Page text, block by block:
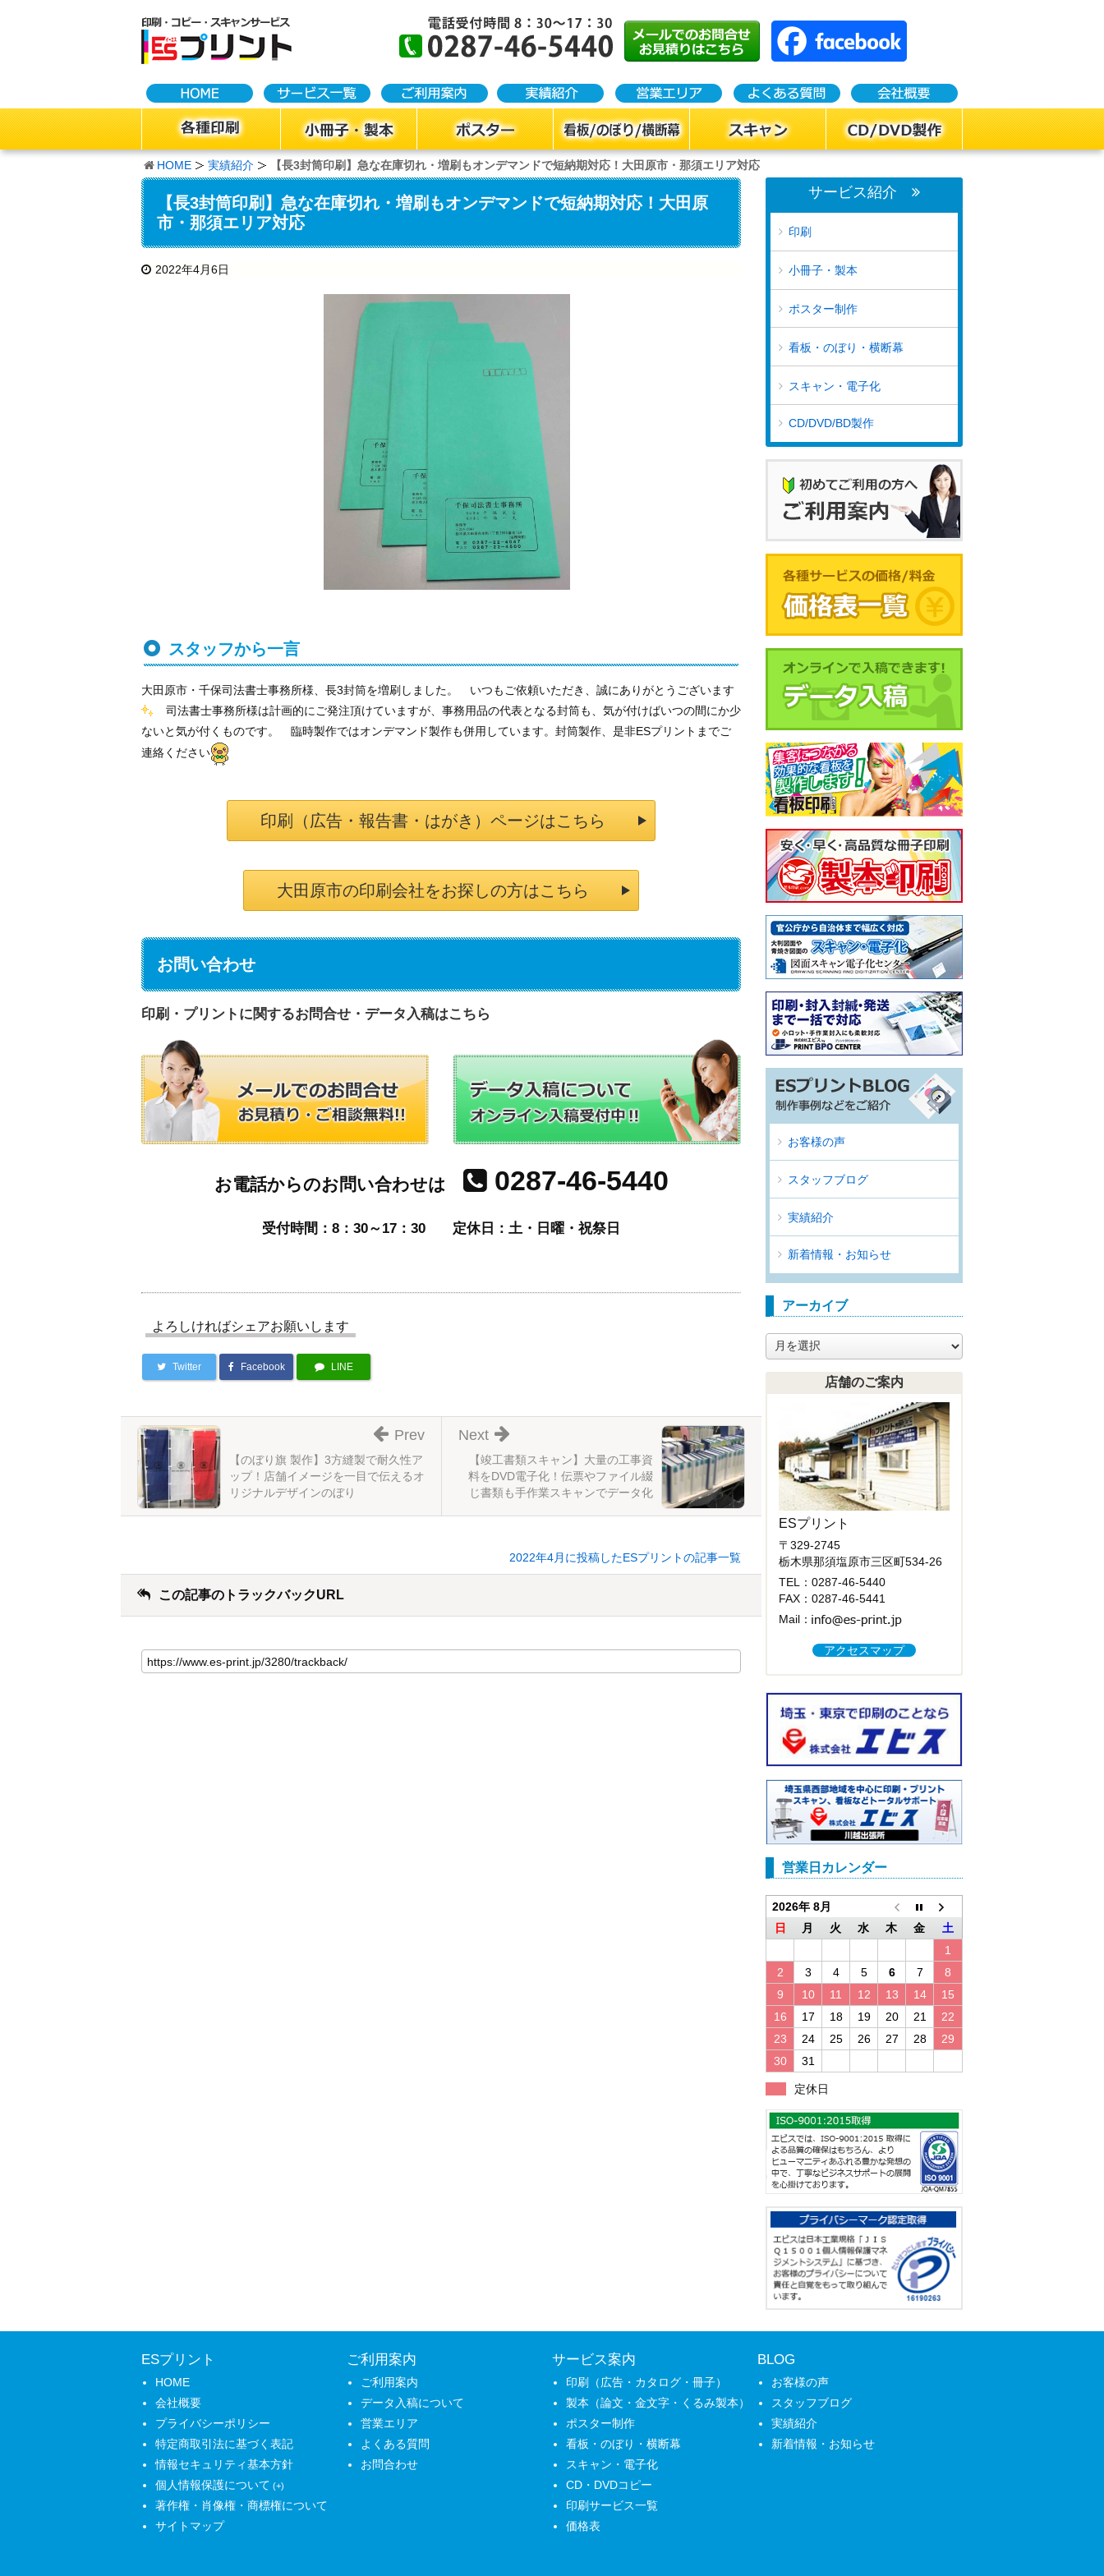
HOME 実績紹介 【長3封筒印刷】急な在庫切れ・増刷もオンデマンドで短納期対応！大田原市・那須エリア対応
【長3封筒印刷】急な在庫切れ・増刷もオンデマンドで短納期対応！大田原
市・那須エリア対応
2022年4月6日
スタッフから一言
大田原市・千保司法書士事務所様、長3封筒を増刷しました。 いつもご依頼いただき、誠にありがとうございます
司法書士事務所様は計画的にご発注頂けていますが、事務用品の代表となる封筒も、気が付けばいつの間にか少
ないと気が付くものです。 臨時製作ではオンデマンド製作も併用しています。封筒製作、是非ESプリントまでご
連絡ください
印刷（広告・報告書・はがき）ページはこちら
大田原市の印刷会社をお探しの方はこちら
お問い合わせ
印刷・プリントに関するお問合せ・データ入稿はこちら
お電話からのお問い合わせは 0287-46-5440
受付時間：8：30～17：30 定休日：土・日曜・祝祭日
よろしければシェアお願いします
Twitter Facebook LINE
【竣工書類スキャン】大量の工事資
料をDVD電子化！伝票やファイル綴
じ書類も手作業スキャンでデータ化
Next
【のぼり旗 製作】3方縫製で耐久性ア
ップ！店舗イメージを一目で伝えるオ
リジナルデザインのぼり
Prev
2022年4月に投稿したESプリントの記事一覧
この記事のトラックバックURL
サービス紹介
印刷
小冊子・製本
ポスター制作
看板・のぼり・横断幕
スキャン・電子化
CD/DVD/BD製作
お客様の声
スタッフブログ
実績紹介
新着情報・お知らせ
アーカイブ
ー
カ
店舗のご案内
ESプリント
〒329-2745
栃木県那須塩原市三区町534-26
TEL： 0287-46-5440
FAX：0287-46-5441
Mail：
アクセスマップ
営業日カレンダー
2026年 8月
日
月 火 水 木 金
土
1
2
3 4 5 6 7
8
9
10 11 12 13 14
15
16
17 18 19 20 21
22
23
24 25 26 27 28
29
30
31
定休日
ESプリント
HOME
会社概要
プライバシーポリシー
特定商取引法に基づく表記
情報セキュリティ基本方針
個人情報保護について
著作権・肖像権・商標権について
サイトマップ
ご利用案内
ご利用案内
データ入稿について
営業エリア
よくある質問
お問合わせ
サービス案内
印刷（広告・カタログ・冊子）
製本（論文・金文字・くるみ製本）
ポスター制作
看板・のぼり・横断幕
スキャン・電子化
CD・DVDコピー
印刷サービス一覧
価格表
BLOG
お客様の声
スタッフブログ
実績紹介
新着情報・お知らせ